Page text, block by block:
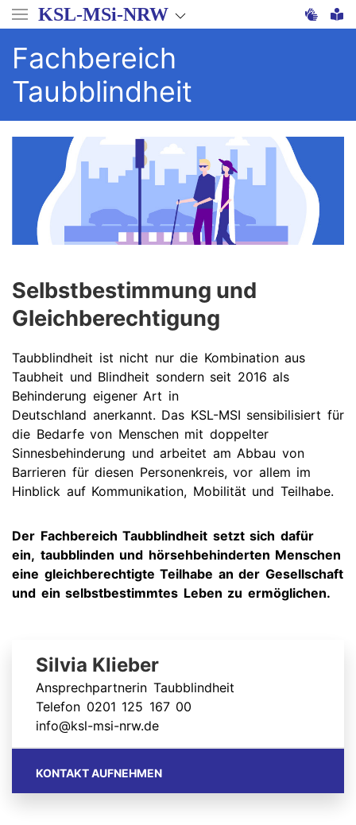
Direkt
zum
Inhalt
KSL-MSi-NRW
Fachbereich
Taubblindheit
Selbstbestimmung und
Gleichberechtigung
Taubblindheit ist nicht nur die Kombination aus
Taubheit und Blindheit sondern seit 2016 als
Behinderung eigener Art in
Deutschland anerkannt. Das KSL-MSI sensibilisiert für
die Bedarfe von Menschen mit doppelter
Sinnesbehinderung und arbeitet am Abbau von
Barrieren für diesen Personenkreis, vor allem im
Hinblick auf Kommunikation, Mobilität und Teilhabe.
Der Fachbereich Taubblindheit setzt sich dafür
ein, taubblinden und hörsehbehinderten Menschen
eine gleichberechtigte Teilhabe an der Gesellschaft
und ein selbstbestimmtes Leben zu ermöglichen.
Silvia Klieber
Ansprechpartnerin Taubblindheit
Telefon 0201 125 167 00
info@ksl-msi-nrw.de
KONTAKT AUFNEHMEN